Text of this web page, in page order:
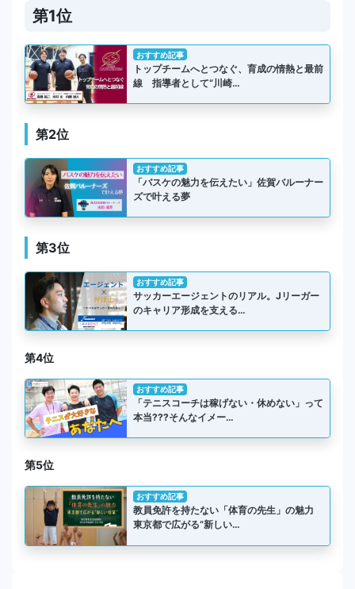
第1位
おすすめ記事
トップチームへとつなぐ、育成の情熱と最前
線 指導者として“川崎…
第2位
おすすめ記事
「バスケの魅力を伝えたい」佐賀バルーナー
ズで叶える夢
第3位
おすすめ記事
サッカーエージェントのリアル。Jリーガー
のキャリア形成を支える…
第4位
おすすめ記事
「テニスコーチは稼げない・休めない」って
本当???そんなイメー…
第5位
おすすめ記事
教員免許を持たない「体育の先生」の魅力
東京都で広がる“新しい…